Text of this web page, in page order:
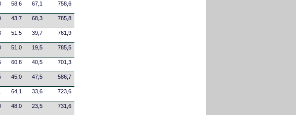
58,6 67,1 758,6
43,7 68,3 785,8
51,5 39,7 761,9
51,0 19,5 785,5
60,8 40,5 701,3
45,0 47,5 586,7
64,1 33,6 723,6
48,0 23,5 731,6